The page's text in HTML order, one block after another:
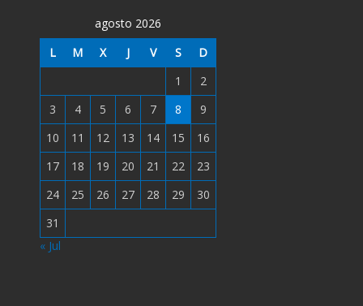
agosto 2026
L
M X J V S
D
1
2
3
4 5 6 7 8
9
10
11 12 13 14 15
16
17
18 19 20 21 22
23
24
25 26 27 28 29
30
31
« Jul